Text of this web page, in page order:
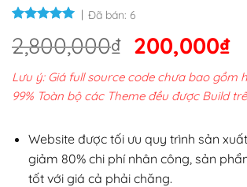
Đã bán: 6
2,800,000₫ Giá
gốc
là:
2,800,000₫.
200,000₫
Lưu ý: Giá full source code chưa bao gồm
99% Toàn bộ các Theme đều được Build
Website được tối ưu quy trình sản
giảm 80% chi phí nhân công, sản
tốt với giá cả phải chăng.